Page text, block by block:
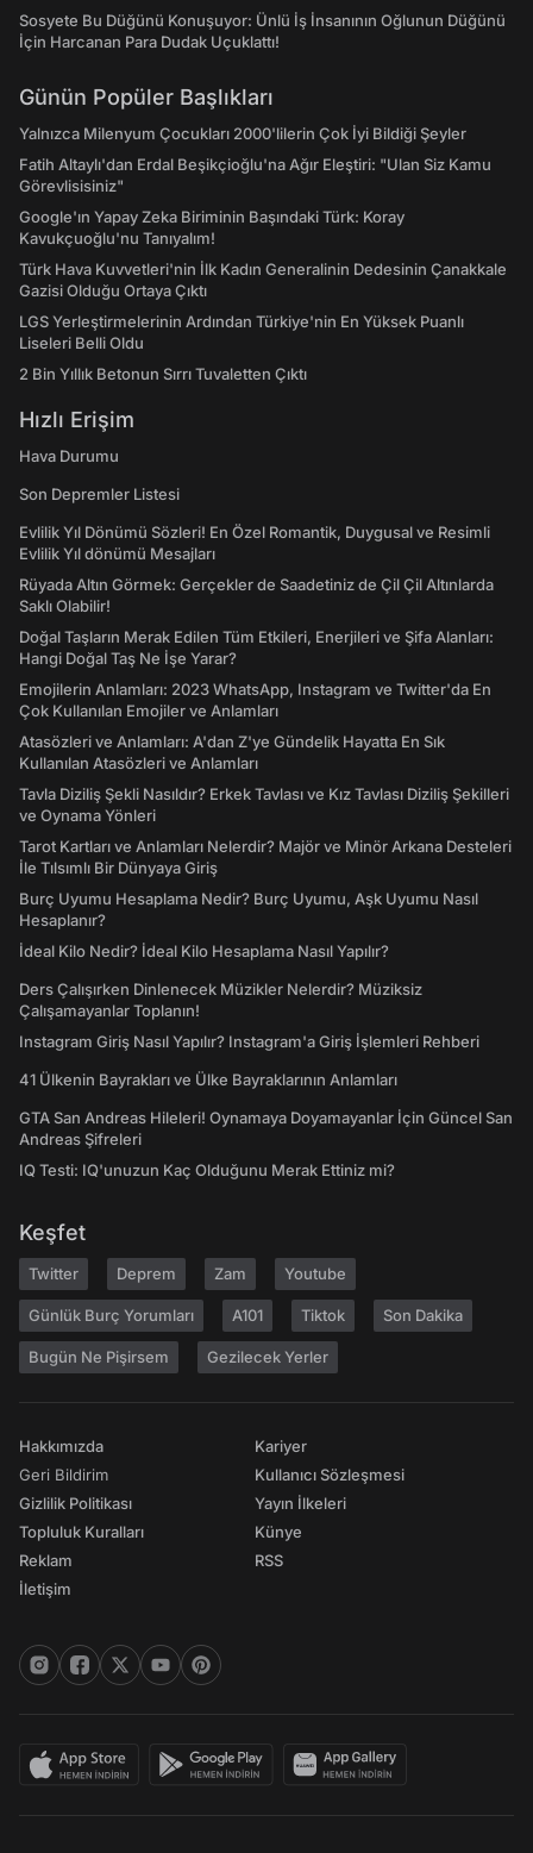
Sosyete Bu Düğünü Konuşuyor: Ünlü İş İnsanının Oğlunun Düğünü
İçin Harcanan Para Dudak Uçuklattı!
Günün Popüler Başlıkları
Yalnızca Milenyum Çocukları 2000'lilerin Çok İyi Bildiği Şeyler
Fatih Altaylı'dan Erdal Beşikçioğlu'na Ağır Eleştiri: "Ulan Siz Kamu
Görevlisisiniz"
Google'ın Yapay Zeka Biriminin Başındaki Türk: Koray
Kavukçuoğlu'nu Tanıyalım!
Türk Hava Kuvvetleri'nin İlk Kadın Generalinin Dedesinin Çanakkale
Gazisi Olduğu Ortaya Çıktı
LGS Yerleştirmelerinin Ardından Türkiye'nin En Yüksek Puanlı
Liseleri Belli Oldu
2 Bin Yıllık Betonun Sırrı Tuvaletten Çıktı
Hızlı Erişim
Hava Durumu
Son Depremler Listesi
Evlilik Yıl Dönümü Sözleri! En Özel Romantik, Duygusal ve Resimli
Evlilik Yıl dönümü Mesajları
Rüyada Altın Görmek: Gerçekler de Saadetiniz de Çil Çil Altınlarda
Saklı Olabilir!
Doğal Taşların Merak Edilen Tüm Etkileri, Enerjileri ve Şifa Alanları:
Hangi Doğal Taş Ne İşe Yarar?
Emojilerin Anlamları: 2023 WhatsApp, Instagram ve Twitter'da En
Çok Kullanılan Emojiler ve Anlamları
Atasözleri ve Anlamları: A'dan Z'ye Gündelik Hayatta En Sık
Kullanılan Atasözleri ve Anlamları
Tavla Diziliş Şekli Nasıldır? Erkek Tavlası ve Kız Tavlası Diziliş Şekilleri
ve Oynama Yönleri
Tarot Kartları ve Anlamları Nelerdir? Majör ve Minör Arkana Desteleri
İle Tılsımlı Bir Dünyaya Giriş
Burç Uyumu Hesaplama Nedir? Burç Uyumu, Aşk Uyumu Nasıl
Hesaplanır?
İdeal Kilo Nedir? İdeal Kilo Hesaplama Nasıl Yapılır?
Ders Çalışırken Dinlenecek Müzikler Nelerdir? Müziksiz
Çalışamayanlar Toplanın!
Instagram Giriş Nasıl Yapılır? Instagram'a Giriş İşlemleri Rehberi
41 Ülkenin Bayrakları ve Ülke Bayraklarının Anlamları
GTA San Andreas Hileleri! Oynamaya Doyamayanlar İçin Güncel San
Andreas Şifreleri
IQ Testi: IQ'unuzun Kaç Olduğunu Merak Ettiniz mi?
Keşfet
Twitter Deprem Zam Youtube
Günlük Burç Yorumları A101 Tiktok Son Dakika
Bugün Ne Pişirsem Gezilecek Yerler
Hakkımızda
Geri Bildirim
Gizlilik Politikası
Topluluk Kuralları
Reklam
İletişim
Kariyer
Kullanıcı Sözleşmesi
Yayın İlkeleri
Künye
RSS